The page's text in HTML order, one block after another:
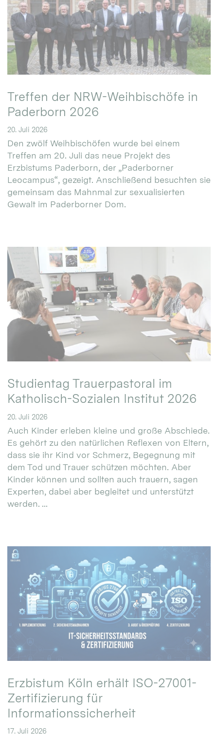
Treffen der NRW-Weihbischöfe in
Paderborn 2026
20. Juli 2026
Den zwölf Weihbischöfen wurde bei einem
Treffen am 20. Juli das neue Projekt des
Erzbistums Paderborn, der „Paderborner
Leocampus“, gezeigt. Anschließend besuchten sie
gemeinsam das Mahnmal zur sexualisierten
Gewalt im Paderborner Dom.
Studientag Trauerpastoral im
Katholisch-Sozialen Institut 2026
20. Juli 2026
Auch Kinder erleben kleine und große Abschiede.
Es gehört zu den natürlichen Reflexen von Eltern,
dass sie ihr Kind vor Schmerz, Begegnung mit
dem Tod und Trauer schützen möchten. Aber
Kinder können und sollten auch trauern, sagen
Experten, dabei aber begleitet und unterstützt
werden. ...
Erzbistum Köln erhält ISO-27001-
Zertifizierung für
Informationssicherheit
17. Juli 2026